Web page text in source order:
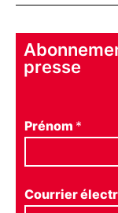
presse
Prénom *
Courrier